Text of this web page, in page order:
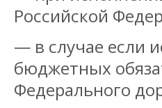
Российской
— в случае если
бюджетных
Федерального